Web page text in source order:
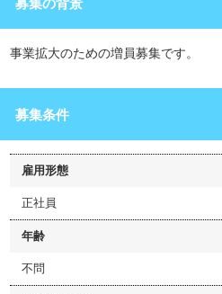
募集の背景
事業拡大のための増員募集です。
募集条件
雇用形態
正社員
年齢
不問